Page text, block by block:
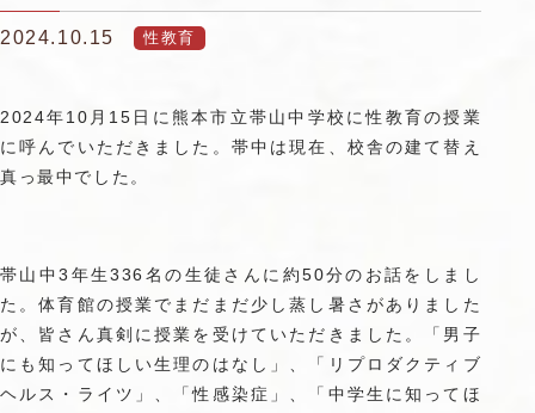
2024.10.15 性教育
2024年10月15日に熊本市立帯山中学校に性教育の授業
に呼んでいただきました。帯中は現在、校舎の建て替え
真っ最中でした。
帯山中3年生336名の生徒さんに約50分のお話をしまし
た。体育館の授業でまだまだ少し蒸し暑さがありました
が、皆さん真剣に授業を受けていただきました。「男子
にも知ってほしい生理のはなし」、「リプロダクティブ
ヘルス・ライツ」、「性感染症」、「中学生に知ってほ